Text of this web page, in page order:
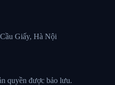
Giấy, Hà Nội
quyền được bảo lưu.